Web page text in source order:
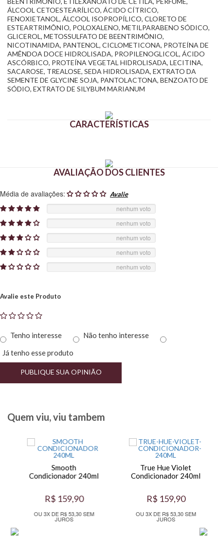
ÁLCOOL CETOESTEARÍLICO, ÁCIDO CÍTRICO,
FENOXIETANOL, ÁLCOOL ISOPROPÍLICO, CLORETO DE
ESTEARTRIMÔNIO, POLOXALENO, METILPARABENO SÓDICO,
GLICEROL, METOSSULFATO DE BEENTRIMÔNIO,
NICOTINAMIDA, PANTENOL, CICLOMETICONA, PROTEÍNA DE
AMÊNDOA DOCE HIDROLISADA, PROPILENOGLICOL, ÁCIDO
ASCÓRBICO, PROTEÍNA VEGETAL HIDROLISADA, LECITINA,
SACAROSE, TREALOSE, SEDA HIDROLISADA, EXTRATO DA
SEMENTE DE GLYCINE SOJA, PANTOLACTONA, BENZOATO DE
SÓDIO, EXTRATO DE SILYBUM MARIANUM
CARACTERÍSTICAS
AVALIAÇÃO DOS CLIENTES
Média de avaliações:
nenhum voto
nenhum voto
nenhum voto
nenhum voto
nenhum voto
Avalie este Produto
Tenho interesse
Não tenho interesse
Já tenho esse produto
PUBLIQUE SUA OPINIÃO
Quem viu, viu tambem
Smooth
Condicionador 240ml
R$ 159,90
OU 3X DE R$ 53,30 SEM
JUROS
True Hue Violet
Condicionador 240ml
R$ 159,90
OU 3X DE R$ 53,30 SEM
JUROS